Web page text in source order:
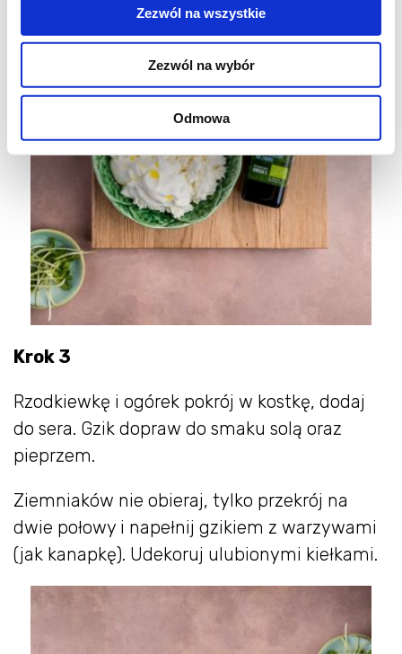
Zezwól na wszystkie
Zezwól na wybór
Odmowa
Krok 3
Rzodkiewkę i ogórek pokrój w kostkę, dodaj
do sera. Gzik dopraw do smaku solą oraz
pieprzem.
Ziemniaków nie obieraj, tylko przekrój na
dwie połowy i napełnij gzikiem z warzywami
(jak kanapkę). Udekoruj ulubionymi kiełkami.